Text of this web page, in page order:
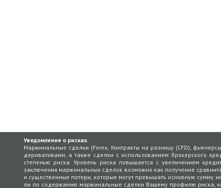
Уведомление о рисках.
Маржинальные сделки (Forex, Контракты на разницу (CFD),
деривативами, а также сделки с использованием брокерского
степенью риска. Уровень риска повышается с увеличением
заключения маржинальных сделок возможно как получение
и существенные потери, которые могут превышать основную сумму
ли по содержанию маржинальные сделки Вашему профилю риска,